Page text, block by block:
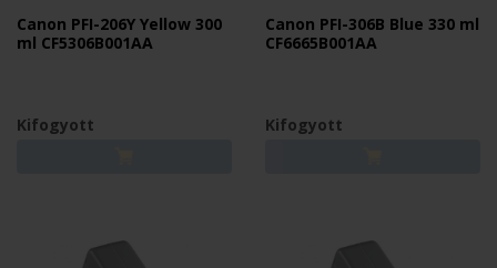
Canon PFI-206Y Yellow 300
ml CF5306B001AA
Kifogyott
Canon PFI-306B Blue 330 ml
CF6665B001AA
Kifogyott